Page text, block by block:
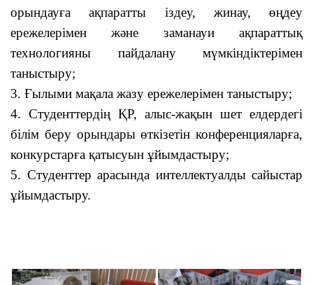
орындауға ақпаратты іздеу, жинау, өңдеу
ережелерімен және заманауи ақпараттық
технологияны пайдалану мүмкіндіктерімен
таныстыру;
3. Ғылыми мақала жазу ережелерімен таныстыру;
4. Студенттердің ҚР, алыс-жақын шет елдердегі
білім беру орындары өткізетін конференцияларға,
конкурстарға қатысуын ұйымдастыру;
5. Студенттер арасында интеллектуалды сайыстар
ұйымдастыру.